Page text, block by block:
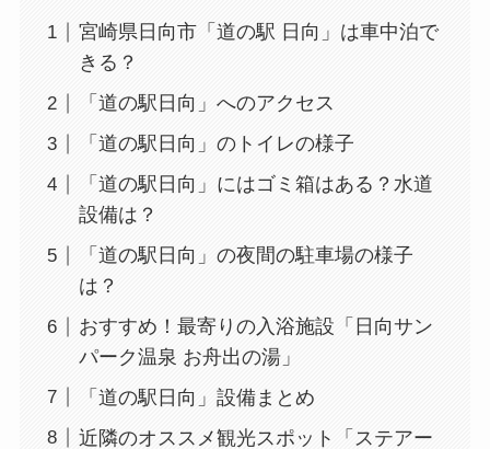
宮崎県日向市「道の駅 日向」は車中泊で
きる？
「道の駅日向」へのアクセス
「道の駅日向」のトイレの様子
「道の駅日向」にはゴミ箱はある？水道
設備は？
「道の駅日向」の夜間の駐車場の様子
は？
おすすめ！最寄りの入浴施設「日向サン
パーク温泉 お舟出の湯」
「道の駅日向」設備まとめ
近隣のオススメ観光スポット「ステアー